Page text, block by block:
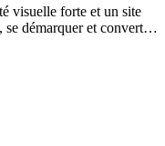
visuelle forte et un site
démarquer et convertir